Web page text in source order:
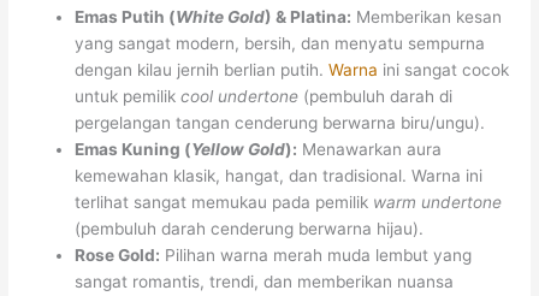
Emas Putih (White Gold) & Platina: Memberikan kesan
yang sangat modern, bersih, dan menyatu sempurna
dengan kilau jernih berlian putih.Warna ini sangat cocok
untuk pemilikcool undertone (pembuluh darah di
pergelangan tangan cenderung berwarna biru/ungu).
Emas Kuning (Yellow Gold): Menawarkan aura
kemewahan klasik, hangat, dan tradisional. Warna ini
terlihat sangat memukau pada pemilik warm undertone
(pembuluh darah cenderung berwarna hijau).
Rose Gold: Pilihan warna merah muda lembut yang
sangat romantis, trendi, dan memberikan nuansa